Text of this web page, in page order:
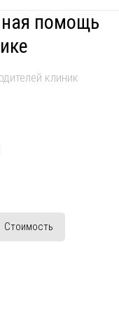
помощь
клиник
Стоимость